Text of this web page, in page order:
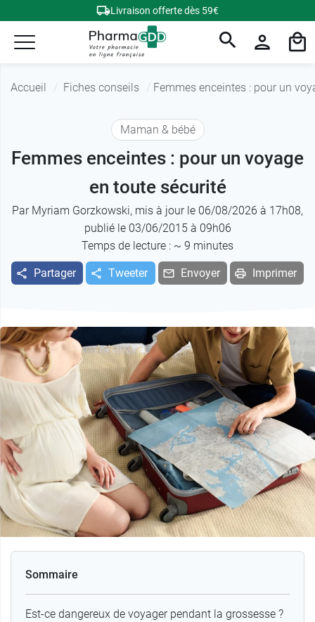
Livraison offerte dès 59€
Accueil Fiches conseils Femmes enceintes : pour un
Maman & bébé
Femmes enceintes : pour un voyage
en toute sécurité
Par Myriam Gorzkowski, mis à jour le 06/08/2026 à 17h08,
publié le 03/06/2015 à 09h06
Temps de lecture : ~ 9 minutes
Partager Tweeter Envoyer Imprimer
Sommaire
Est-ce dangereux de voyager pendant la grossesse ?